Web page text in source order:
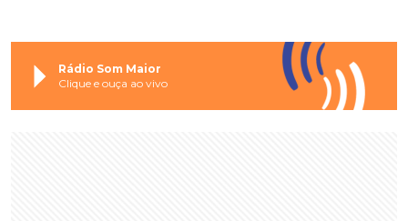
Rádio Som Maior
Clique e ouça ao vivo